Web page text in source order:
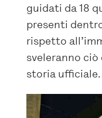
guidati da 18
presenti
rispetto
sveleranno
storia ufficiale.